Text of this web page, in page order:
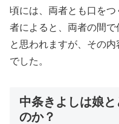
頃には、両者とも口を
者によると、両者の間
と思われますが、その
でした。
中条きよしは娘
のか？